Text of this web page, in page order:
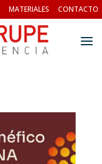
MATERIALES CONTACTO